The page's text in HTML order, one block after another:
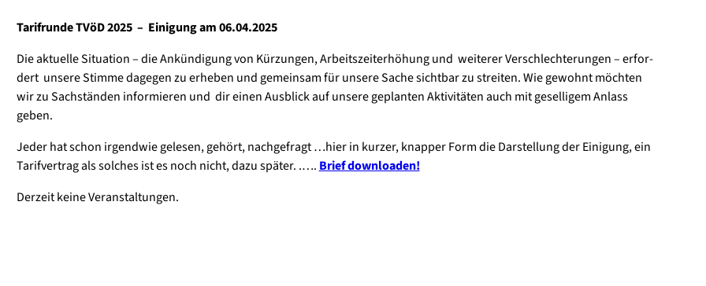
Tarif­run­de TVöD 2025 – Eini­gung am 06.04.2025
Die aktu­el­le Situa­ti­on – die Ankün­di­gung von Kür­zun­gen, Arbeits­zeit­er­hö­hung und wei­te­rer Ver­schlech­te­run­gen – erfor­
dert unse­re Stim­me dage­gen zu erhe­ben und gemein­sam für unse­re Sache sicht­bar zu strei­ten. Wie gewohnt möch­ten
wir zu Sach­stän­den infor­mie­ren und dir einen Aus­blick auf unse­re geplan­ten Akti­vi­tä­ten auch mit gesel­li­gem Anlass
geben.
Jeder hat schon irgend­wie gele­sen, gehört, nach­ge­fragt …hier in kur­zer, knap­per Form die Dar­stel­lung der Eini­gung, ein
Tarif­ver­trag als sol­ches ist es noch nicht, dazu spä­ter. .…. Brief down­loa­den!
Der­zeit kei­ne Ver­an­stal­tun­gen.